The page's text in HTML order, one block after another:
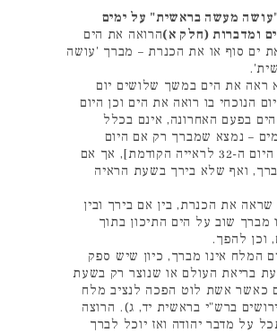
"עושה מעשה בראשית" על ימים
ומדברות (חלק א)הרואה את הים
ים סוף או את הכנרת – מברך 'עושה
ראה את הים במשך שלושים יום
הנוכחי בו רואה את הים וכן היום
בפעם האחרונה, אינם בכלל
– נמצא שמברך רק אם היום
הנוכחי הוא היום ה-32 לראייה הקודמת], אך אם
ואף שלא בירך בשעת הראיה
את הכנרת, בין אם בירך ובין
מברך שוב על הים התיכון בתוך
וכן להפך.
המלח אינו מברך, כיון שיש ספק
בריאת העולם או שנוצר רק בשעת
כאשר אשת לוט הפכה לנציב מלח
ברש"י בראשית יד, ג). הרוצה
על מדבר יהודה ואז יוכל לברך